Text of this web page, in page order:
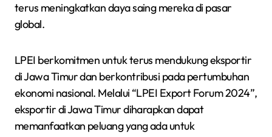
terus meningkatkan daya saing mereka di pasar
global.
LPEI berkomitmen untuk terus mendukung eksportir
di Jawa Timur dan berkontribusi pada pertumbuhan
ekonomi nasional. Melalui “LPEI Export Forum 2024”,
eksportir di Jawa Timur diharapkan dapat
memanfaatkan peluang yang ada untuk